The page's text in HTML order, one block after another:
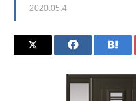
2020.05.4